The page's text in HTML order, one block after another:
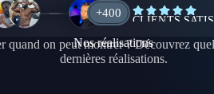
+400
CLIENTS
Nos réalisations
quand on peut montrer ? Découvrez
dernières réalisations.